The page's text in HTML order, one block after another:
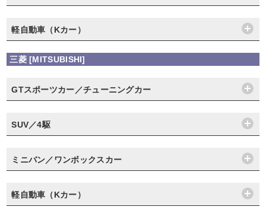
軽自動車（Kカー）
三菱 [MITSUBISHI]
GTスポーツカー／チューニングカー
SUV／4駆
ミニバン／ワンボックスカー
軽自動車（Kカー）